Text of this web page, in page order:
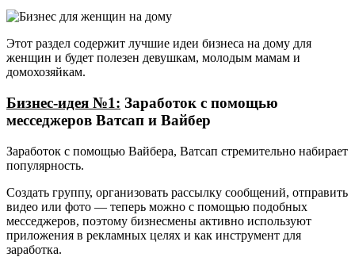
Этот раздел содержит лучшие идеи бизнеса на дому для
женщин и будет полезен девушкам, молодым мамам и
домохозяйкам.
Бизнес-идея №1: Заработок с помощью
месседжеров Ватсап и Вайбер
Заработок с помощью Вайбера, Ватсап стремительно набирает
популярность.
Создать группу, организовать рассылку сообщений, отправить
видео или фото — теперь можно с помощью подобных
месседжеров, поэтому бизнесмены активно используют
приложения в рекламных целях и как инструмент для
заработка.